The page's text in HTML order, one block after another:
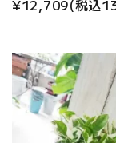
¥12,709(税込